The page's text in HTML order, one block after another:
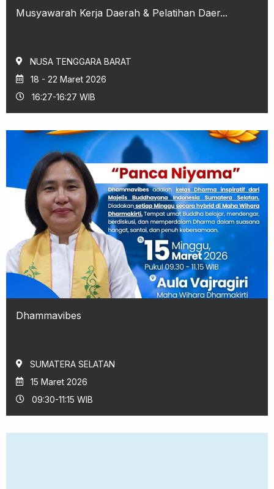
Musyawarah Kerja Daerah & Pelatihan Daer...
NUSA TENGGARA BARAT
18 - 22 Maret 2026
16:27-16:27 WIB
Dhammavibes
SUMATERA SELATAN
15 Maret 2026
09:30-11:15 WIB